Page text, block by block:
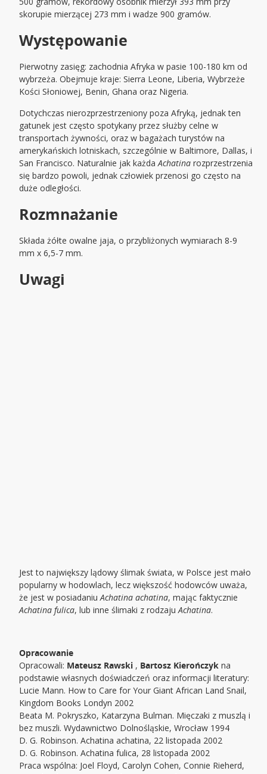
skorupie mierzącej 273 mm i wadze 900 gramów.
Występowanie
Pierwotny zasięg: zachodnia Afryka w pasie 100-180 km od
wybrzeża. Obejmuje kraje: Sierra Leone, Liberia, Wybrzeże
Kości Słoniowej, Benin, Ghana oraz Nigeria.
Dotychczas nierozprzestrzeniony poza Afryką, jednak ten
gatunek jest często spotykany przez służby celne w
transportach żywności, oraz w bagażach turystów na
amerykańskich lotniskach, szczególnie w Baltimore, Dallas, i
San Francisco. Naturalnie jak każdaAchatina rozprzestrzenia
się bardzo powoli, jednak człowiek przenosi go często na
duże odległości.
Rozmnażanie
Składa żółte owalne jaja, o przybliżonych wymiarach 8-9
mm x 6,5-7 mm.
Uwagi
Jest to największy lądowy ślimak świata, w Polsce jest mało
popularny w hodowlach, lecz większość hodowców uważa,
że jest w posiadaniuAchatina achatina, mając faktycznie
Achatina fulica, lub inne ślimaki z rodzajuAchatina.
Opracowanie
Opracowali: Mateusz Rawski , Bartosz Kierończyk na
podstawie własnych doświadczeń oraz informacji literatury:
Lucie Mann. How to Care for Your Giant African Land Snail,
Kingdom Books Londyn 2002
Beata M. Pokryszko, Katarzyna Bulman. Mięczaki z muszlą i
bez muszli. Wydawnictwo Dolnośląskie, Wrocław 1994
D. G. Robinson. Achatina achatina, 22 listopada 2002
D. G. Robinson. Achatina fulica, 28 listopada 2002
Praca wspólna: Joel Floyd, Carolyn Cohen, Connie Rieherd,